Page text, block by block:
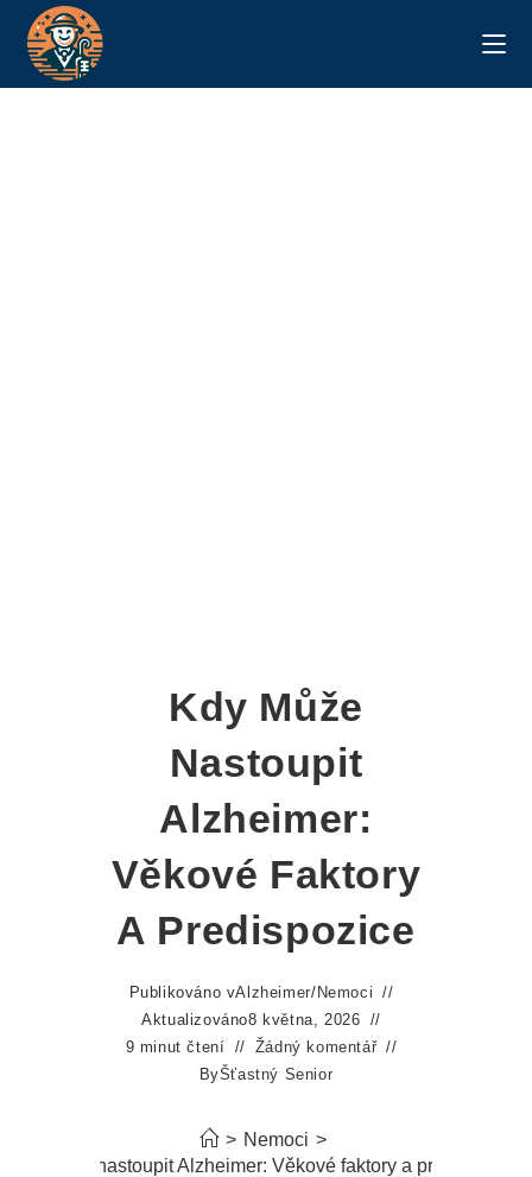
Kdy Může
Nastoupit
Alzheimer:
Věkové Faktory
A Predispozice
Publikováno vAlzheimer/ Nemoci
Aktualizováno8 května, 2026
9 minut čtení
Žádný komentář
ByŠťastný Senior
> Nemoci >
Kdy může nastoupit Alzheimer: Věkové faktory a predispozice